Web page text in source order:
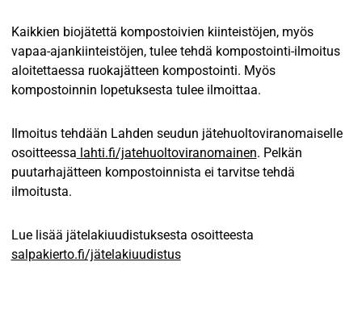
Kaikkien biojätettä kompostoivien kiinteistöjen, myös
vapaa-ajankiinteistöjen, tulee tehdä kompostointi-ilmoitus
aloitettaessa ruokajätteen kompostointi. Myös
kompostoinnin lopetuksesta tulee ilmoittaa.
Ilmoitus tehdään Lahden seudun jätehuoltoviranomaiselle
osoitteessa lahti.fi/jatehuoltoviranomainen. Pelkän
puutarhajätteen kompostoinnista ei tarvitse tehdä
ilmoitusta.
Lue lisää jätelakiuudistuksesta osoitteesta
salpakierto.fi/jätelakiuudistus